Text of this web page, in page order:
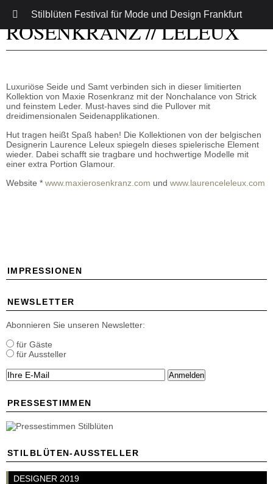
ROSENKRANZ // LELEUX
Luxuriöse Seide und Samt verbinden sich in dieser limitierten
Kollektion von Maxie Rosenkranz mit der Nonchalance von Strick
und feinstem Leder. Must-haves sind die Pullover mit
dreidimensionalen Seidenapplikationen.
Hut tragen heißt Spaß haben! Die Kollektionen von der belgischen
Designerin Laurence Leleux spiegeln dieses spielerische Element
wieder. Dabei schafft sie tragbare und hochwertige Modelle mit
einer extra Portion Glamour.
Website * www.maxierosenkranz.com und www.laurenceleleux.com
IMPRESSIONEN
NEWSLETTER
Abonnieren Sie unseren Newsletter:
für Gäste
für Aussteller
Anmelden
PRESSESTIMMEN
STILBLÜTEN-AUSSTELLER
DESIGNER 2019
Stilblüten Festival für Mode und Design Frankfurt